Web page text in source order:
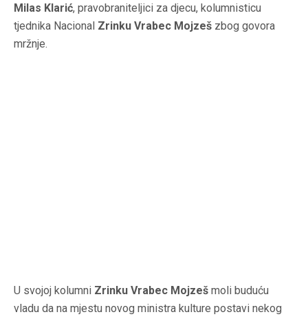
Milas Klarić, pravobraniteljici za djecu, kolumnisticu
tjednika Nacional Zrinku Vrabec Mojzeš zbog govora
mržnje.
U svojoj kolumni Zrinku Vrabec Mojzeš moli buduću
vladu da na mjestu novog ministra kulture postavi nekog